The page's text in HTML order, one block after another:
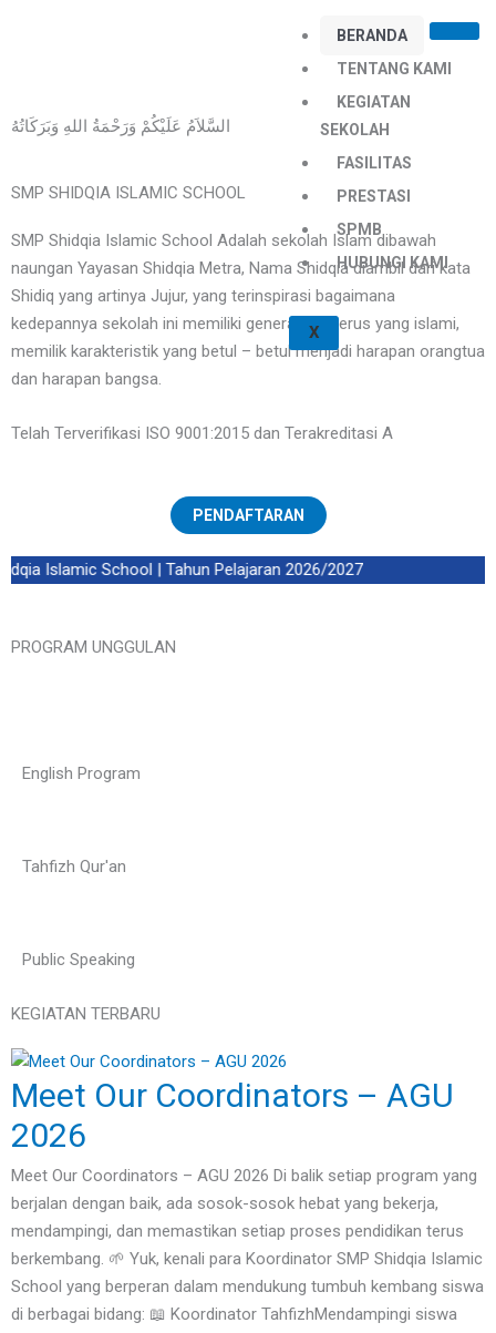
BERANDA
TENTANG KAMI
KEGIATAN
SEKOLAH
FASILITAS
PRESTASI
SPMB
HUBUNGI KAMI
X
السَّلاَمُ عَلَيْكُمْ وَرَحْمَةُ اللهِ وَبَرَكَاتُهُ
SMP SHIDQIA ISLAMIC SCHOOL
SMP Shidqia Islamic School Adalah sekolah Islam dibawah
naungan Yayasan Shidqia Metra, Nama Shidqia diambil dari kata
Shidiq yang artinya Jujur, yang terinspirasi bagaimana
kedepannya sekolah ini memiliki generasi penerus yang islami,
memilik karakteristik yang betul – betul menjadi harapan orangtua
dan harapan bangsa.
Telah Terverifikasi ISO 9001:2015 dan Terakreditasi A
PENDAFTARAN
Islamic School | Tahun Pelajaran 2026/2027
PROGRAM UNGGULAN
English Program
Tahfizh Qur'an
Public Speaking
KEGIATAN TERBARU
Meet Our Coordinators – AGU
2026
Meet Our Coordinators – AGU 2026 Di balik setiap program yang
berjalan dengan baik, ada sosok-sosok hebat yang bekerja,
mendampingi, dan memastikan setiap proses pendidikan terus
berkembang. 🌱 Yuk, kenali para Koordinator SMP Shidqia Islamic
School yang berperan dalam mendukung tumbuh kembang siswa
di berbagai bidang: 📖 Koordinator TahfizhMendampingi siswa